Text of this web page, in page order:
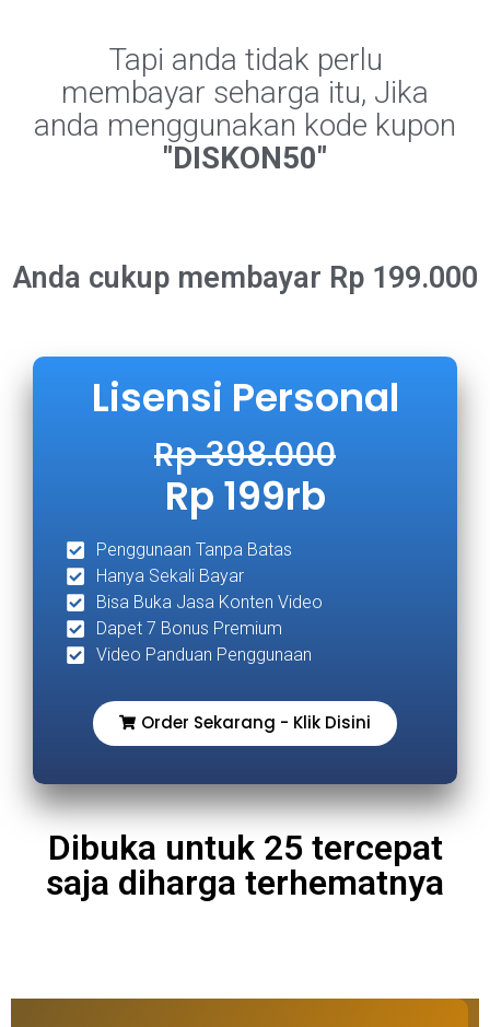
Tapi anda tidak perlu
membayar seharga itu, Jika
anda menggunakan kode kupon
"DISKON50"
Anda cukup membayar Rp 199.000
Lisensi Personal
Rp 398.000
Rp 199rb
Penggunaan Tanpa Batas
Hanya Sekali Bayar
Bisa Buka Jasa Konten Video
Dapet 7 Bonus Premium
Video Panduan Penggunaan
Order Sekarang - Klik Disini
Dibuka untuk 25 tercepat
saja diharga terhematnya